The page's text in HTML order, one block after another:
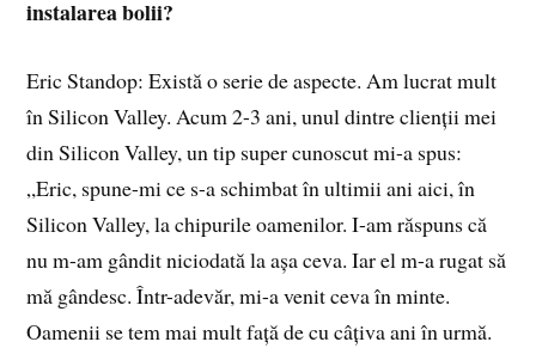
instalarea bolii?
Eric Standop: Există o serie de aspecte. Am lucrat mult
în Silicon Valley. Acum 2-3 ani, unul dintre clienții mei
din Silicon Valley, un tip super cunoscut mi-a spus:
„Eric, spune-mi ce s-a schimbat în ultimii ani aici, în
Silicon Valley, la chipurile oamenilor. I-am răspuns că
nu m-am gândit niciodată la așa ceva. Iar el m-a rugat să
mă gândesc. Într-adevăr, mi-a venit ceva în minte.
Oamenii se tem mai mult față de cu câțiva ani în urmă.